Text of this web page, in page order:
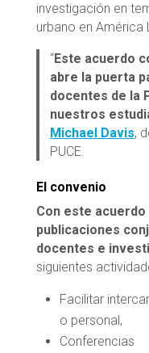
investigación en
urbano en América
“Este acuerdo
abre la puerta
docentes de la
nuestros
Michael Davis,
PUCE.
El convenio
Con este
publicaciones
docentes e
siguientes
Facilitar
o personal,
Conferencias